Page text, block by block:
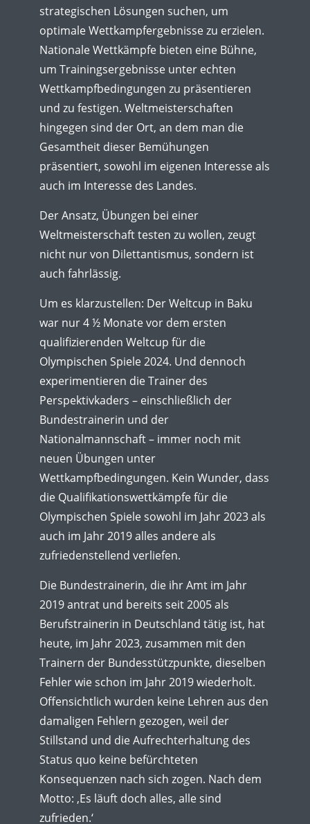
strategischen Lösungen suchen, um
optimale Wettkampfergebnisse zu erzielen.
Nationale Wettkämpfe bieten eine Bühne,
um Trainingsergebnisse unter echten
Wettkampfbedingungen zu präsentieren
und zu festigen. Weltmeisterschaften
hingegen sind der Ort, an dem man die
Gesamtheit dieser Bemühungen
präsentiert, sowohl im eigenen Interesse als
auch im Interesse des Landes.
Der Ansatz, Übungen bei einer
Weltmeisterschaft testen zu wollen, zeugt
nicht nur von Dilettantismus, sondern ist
auch fahrlässig.
Um es klarzustellen: Der Weltcup in Baku
war nur 4 ½ Monate vor dem ersten
qualifizierenden Weltcup für die
Olympischen Spiele 2024. Und dennoch
experimentieren die Trainer des
Perspektivkaders – einschließlich der
Bundestrainerin und der
Nationalmannschaft – immer noch mit
neuen Übungen unter
Wettkampfbedingungen. Kein Wunder, dass
die Qualifikationswettkämpfe für die
Olympischen Spiele sowohl im Jahr 2023 als
auch im Jahr 2019 alles andere als
zufriedenstellend verliefen.
Die Bundestrainerin, die ihr Amt im Jahr
2019 antrat und bereits seit 2005 als
Berufstrainerin in Deutschland tätig ist, hat
heute, im Jahr 2023, zusammen mit den
Trainern der Bundesstützpunkte, dieselben
Fehler wie schon im Jahr 2019 wiederholt.
Offensichtlich wurden keine Lehren aus den
damaligen Fehlern gezogen, weil der
Stillstand und die Aufrechterhaltung des
Status quo keine befürchteten
Konsequenzen nach sich zogen. Nach dem
Motto: ‚Es läuft doch alles, alle sind
zufrieden.‘